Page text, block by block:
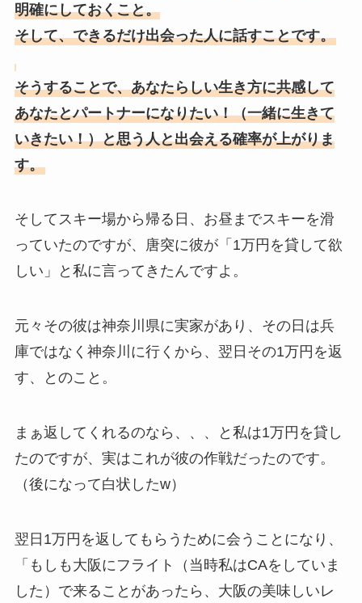
明確にしておくこと。
そして、できるだけ出会った人に話すことです。
そうすることで、あなたらしい生き方に共感して
あなたとパートナーになりたい！（一緒に生きて
いきたい！）と思う人と出会える確率が上がりま
す。
そしてスキー場から帰る日、お昼までスキーを滑
っていたのですが、唐突に彼が「1万円を貸して欲
しい」と私に言ってきたんですよ。
元々その彼は神奈川県に実家があり、その日は兵
庫ではなく神奈川に行くから、翌日その1万円を返
す、とのこと。
まぁ返してくれるのなら、、、と私は1万円を貸し
たのですが、実はこれが彼の作戦だったのです。
（後になって白状したw）
翌日1万円を返してもらうために会うことになり、
「もしも大阪にフライト（当時私はCAをしていま
した）で来ることがあったら、大阪の美味しいレ